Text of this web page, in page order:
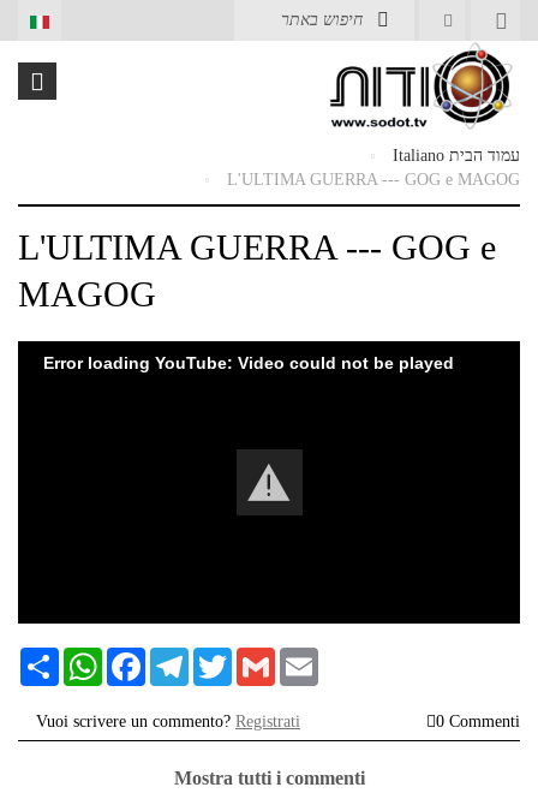
עמוד הבית Italiano
L'ULTIMA GUERRA --- GOG e MAGOG
L'ULTIMA GUERRA --- GOG e
MAGOG
Error loading YouTube: Video could not be played
שתף
WhatsAppFacebookTelegramTwitter Gmail Email
0 Commenti
Vuoi scrivere un commento? Registrati
Mostra tutti i commenti